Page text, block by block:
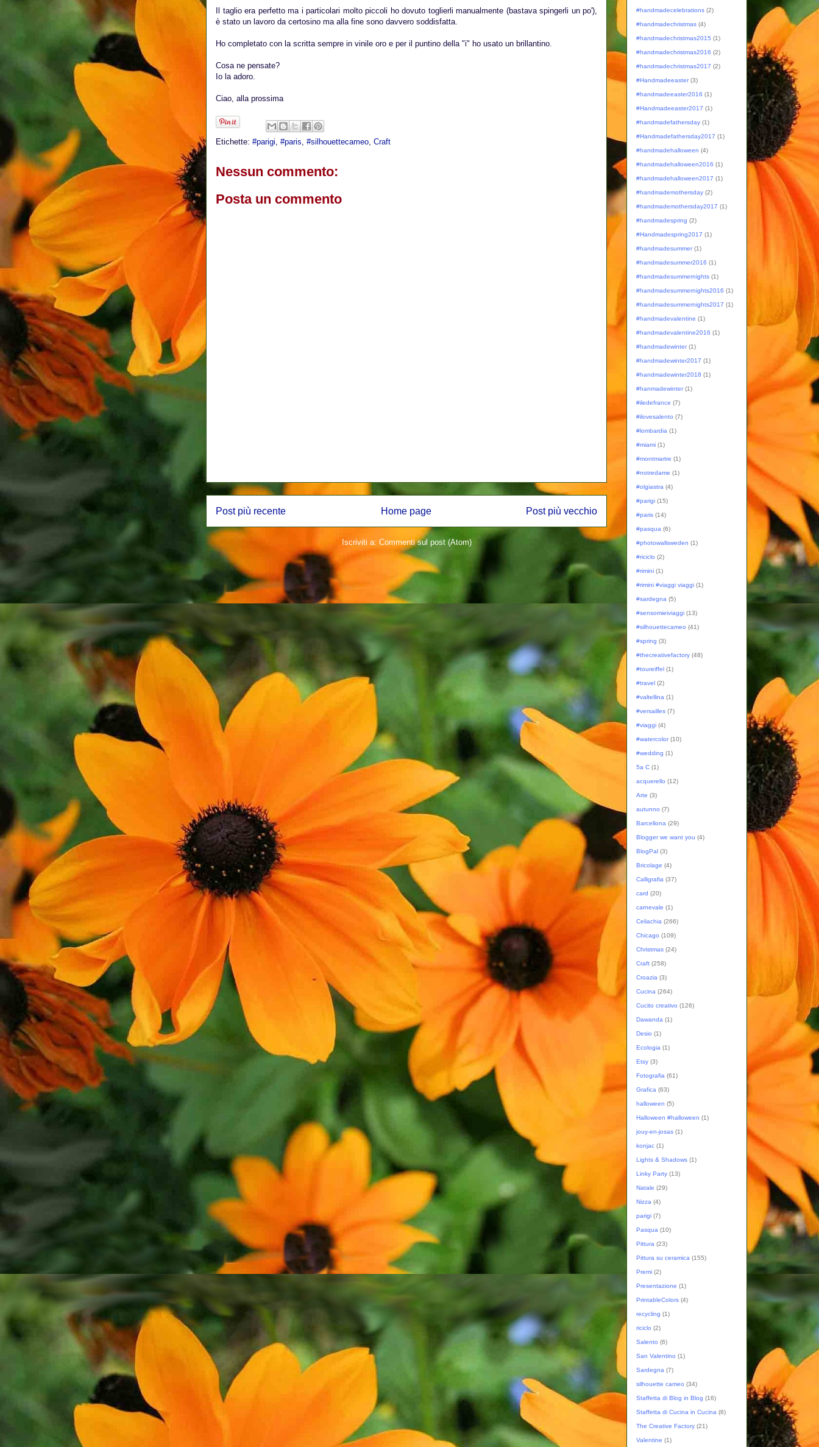
Il taglio era perfetto ma i particolari molto piccoli ho dovuto toglierli manualmente (bastava spingerli un po'),
è stato un lavoro da certosino ma alla fine sono davvero soddisfatta.
Ho completato con la scritta sempre in vinile oro e per il puntino della "i" ho usato un brillantino.
Cosa ne pensate?
Io la adoro.
Ciao, alla prossima
Etichette: #parigi #paris #silhouettecameo Craft
Nessun commento:
Posta un commento
Post più recente Post più vecchio
Home page
Iscriviti a: Commenti sul post (Atom)
#handmadecelebrations (2)
#handmadechristmas (4)
#handmadechristmas2015 (1)
#handmadechristmas2016 (2)
#handmadechristmas2017 (2)
#Handmadeeaster (3)
#handmadeeaster2016 (1)
#Handmadeeaster2017 (1)
#handmadefathersday (1)
#Handmadefathersday2017 (1)
#handmadehalloween (4)
#handmadehalloween2016 (1)
#handmadehalloween2017 (1)
#handmademothersday (2)
#handmademothersday2017 (1)
#handmadespring (2)
#Handmadespring2017 (1)
#handmadesummer (1)
#handmadesummer2016 (1)
#handmadesummernights (1)
#handmadesummernights2016 (1)
#handmadesummernights2017 (1)
#handmadevalentine (1)
#handmadevalentine2016 (1)
#handmadewinter (1)
#handmadewinter2017 (1)
#handmadewinter2018 (1)
#hanmadewinter (1)
#iledefrance (7)
#ilovesalento (7)
#lombardia (1)
#miami (1)
#montmartre (1)
#notredame (1)
#olgiastra (4)
#parigi (15)
#paris (14)
#pasqua (6)
#photowallsweden (1)
#riciclo (2)
#rimini (1)
#rimini #viaggi viaggi (1)
#sardegna (5)
#sensomieiviaggi (13)
#silhouettecameo (41)
#spring (3)
#thecreativefactory (48)
#toureiffel (1)
#travel (2)
#valtellina (1)
#versailles (7)
#viaggi (4)
#watercolor (10)
#wedding (1)
5a C (1)
acquerello (12)
Arte (3)
autunno (7)
Barcellona (29)
Blogger we want you (4)
BlogPal (3)
Bricolage (4)
Calligrafia (37)
card (20)
carnevale (1)
Celiachia (266)
Chicago (109)
Christmas (24)
Craft (258)
Croazia (3)
Cucina (264)
Cucito creativo (126)
Dawanda (1)
Desio (1)
Ecologia (1)
Etsy (3)
Fotografia (61)
Grafica (63)
halloween (5)
Halloween #halloween (1)
jouy-en-josas (1)
konjac (1)
Lights & Shadows (1)
Linky Party (13)
Natale (29)
Nizza (4)
parigi (7)
Pasqua (10)
Pittura (23)
Pittura su ceramica (155)
Premi (2)
Presentazione (1)
PrintableColors (4)
recycling (1)
riciclo (2)
Salento (6)
San Valentino (1)
Sardegna (7)
silhouette cameo (34)
Staffetta di Blog in Blog (16)
Staffetta di Cucina in Cucina (6)
The Creative Factory (21)
Valentine (1)